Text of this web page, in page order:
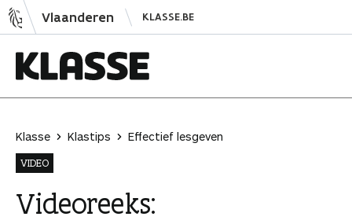
N
a
Vlaanderen KLASSE.BE
a
s
s
e
Klasse Klastips
Effectief lesgeven
VIDEO
Videoreeks: